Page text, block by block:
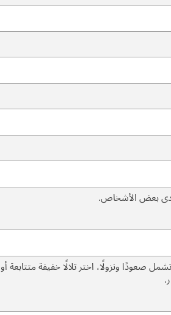
لدى بعض الأشخاص.
صعودًا ونزولًا، اختر تلالًا خفيفة متتابعة أو